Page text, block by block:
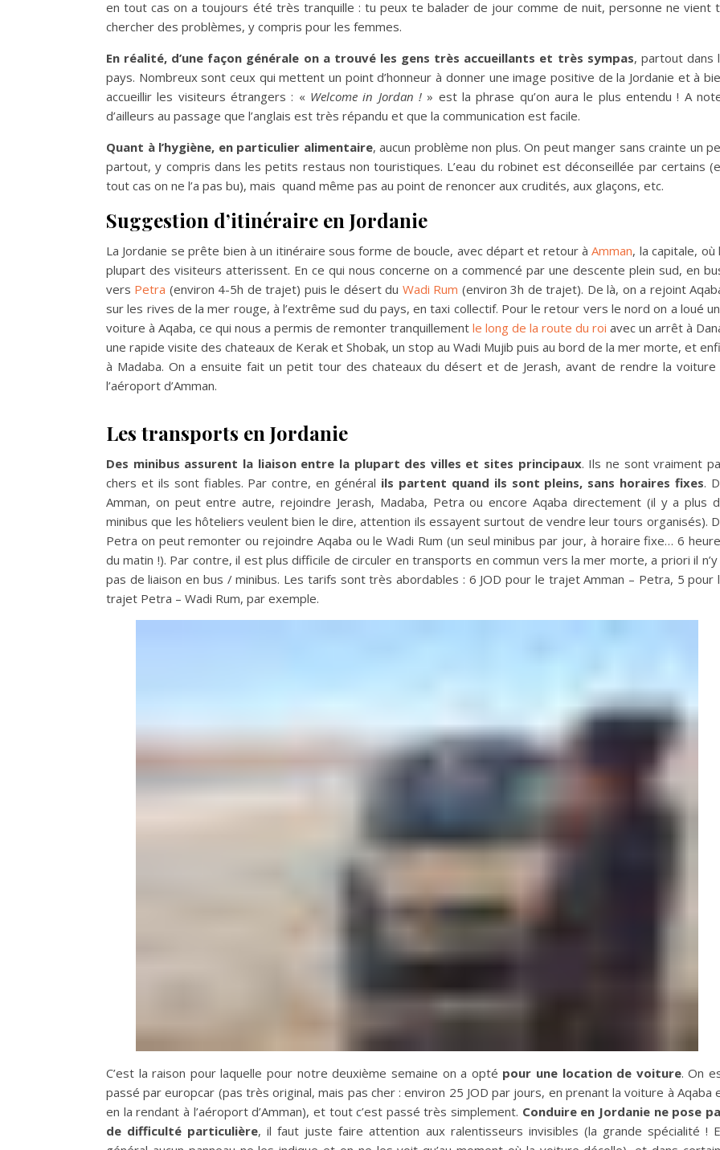
en tout cas on a toujours été très tranquille : tu peux te balader de jour comme de nuit, personne ne vient
chercher des problèmes, y compris pour les femmes.
En réalité, d’une façon générale on a trouvé les gens très accueillants et très sympas, partout dans
pays. Nombreux sont ceux qui mettent un point d’honneur à donner une image positive de la Jordanie et à
accueillir les visiteurs étrangers : « Welcome in Jordan ! » est la phrase qu’on aura le plus entendu ! A
d’ailleurs au passage que l’anglais est très répandu et que la communication est facile.
Quant à l’hygiène, en particulier alimentaire, aucun problème non plus. On peut manger sans crainte un
partout, y compris dans les petits restaus non touristiques. L’eau du robinet est déconseillée par certains
tout cas on ne l’a pas bu), mais quand même pas au point de renoncer aux crudités, aux glaçons, etc.
Suggestion d’itinéraire en Jordanie
La Jordanie se prête bien à un itinéraire sous forme de boucle, avec départ et retour àAmman, la capitale, où
plupart des visiteurs atterissent. En ce qui nous concerne on a commencé par une descente plein sud, en
vers Petra (environ 4-5h de trajet) puis le désert du Wadi Rum (environ 3h de trajet). De là, on a rejoint
sur les rives de la mer rouge, à l’extrême sud du pays, en taxi collectif. Pour le retour vers le nord on a loué
voiture à Aqaba, ce qui nous a permis de remonter tranquillement le long de la route du roi avec un arrêt à
une rapide visite des chateaux de Kerak et Shobak, un stop au Wadi Mujib puis au bord de la mer morte, et
à Madaba. On a ensuite fait un petit tour des chateaux du désert et de Jerash, avant de rendre la voiture
l’aéroport d’Amman.
Les transports en Jordanie
Des minibus assurent la liaison entre la plupart des villes et sites principaux. Ils ne sont vraiment
chers et ils sont fiables. Par contre, en général ils partent quand ils sont pleins, sans horaires fixes.
Amman, on peut entre autre, rejoindre Jerash, Madaba, Petra ou encore Aqaba directement (il y a plus
minibus que les hôteliers veulent bien le dire, attention ils essayent surtout de vendre leur tours organisés).
Petra on peut remonter ou rejoindre Aqaba ou le Wadi Rum (un seul minibus par jour, à horaire fixe… 6
du matin !). Par contre, il est plus difficile de circuler en transports en commun vers la mer morte, a priori il n’y
pas de liaison en bus / minibus. Les tarifs sont très abordables : 6 JOD pour le trajet Amman – Petra, 5 pour
trajet Petra – Wadi Rum, par exemple.
C’est la raison pour laquelle pour notre deuxième semaine on a opté pour une location de voiture. On
passé par europcar (pas très original, mais pas cher : environ 25 JOD par jours, en prenant la voiture à Aqaba
en la rendant à l’aéroport d’Amman), et tout c’est passé très simplement. Conduire en Jordanie ne pose
de difficulté particulière, il faut juste faire attention aux ralentisseurs invisibles (la grande spécialité !